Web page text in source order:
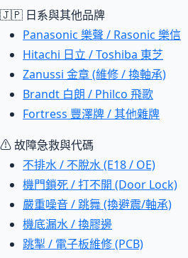
🇯🇵 日系與其他品牌
Panasonic 樂聲 / Rasonic 樂信
Hitachi 日立 / Toshiba 東芝
Zanussi 金章 (維修 / 換軸承)
Brandt 白朗 / Philco 飛歌
Fortress 豐澤牌 / 其他雜牌
⚠ 故障急救與代碼
不排水 / 不脫水 (E18 / OE)
機門鎖死 / 打不開 (Door Lock)
嚴重噪音 / 跳舞 (換避震/軸承)
機底漏水 / 換膠邊
跳掣 / 電子板維修 (PCB)